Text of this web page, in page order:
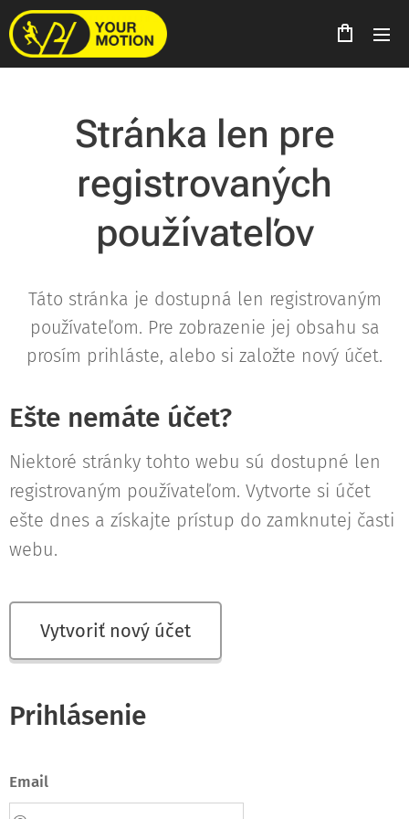
Stránka len pre
registrovaných
používateľov
Táto stránka je dostupná len registrovaným
používateľom. Pre zobrazenie jej obsahu sa
prosím prihláste, alebo si založte nový účet.
Ešte nemáte účet?
Niektoré stránky tohto webu sú dostupné len
registrovaným používateľom. Vytvorte si účet
ešte dnes a získajte prístup do zamknutej časti
webu.
Vytvoriť nový účet
Prihlásenie
Email